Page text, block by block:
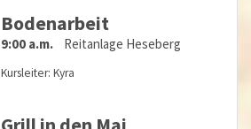
Bodenarbeit
9:00 a.m. Reitanlage Heseberg
Kursleiter: Kyra